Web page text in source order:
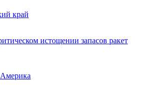
край
истощении запасов ракет